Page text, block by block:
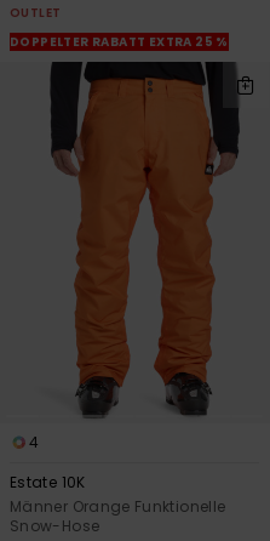
OUTLET
DOPPELTER RABATT EXTRA 25 %
4
Estate 10K
Männer Orange Funktionelle
Snow-Hose